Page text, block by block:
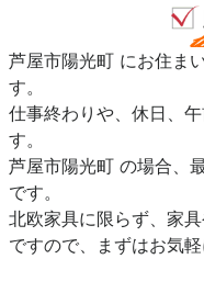
芦屋市陽光町 にお住ま
す。
仕事終わりや、休日、
す。
芦屋市陽光町 の場合、
です。
北欧家具に限らず、家
ですので、まずはお気軽